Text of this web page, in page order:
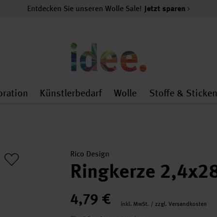
Entdecken Sie unseren Wolle Sale! Jetzt sparen
general.openMenu
Dekoration general.openMenu
Künstlerbedarf
Künstlerbedarf
Wolle
Wolle
Stoffe & Sticken
Rico Design
Ringkerze
4,79 €
inkl. MwSt. / zzgl. Versandkosten